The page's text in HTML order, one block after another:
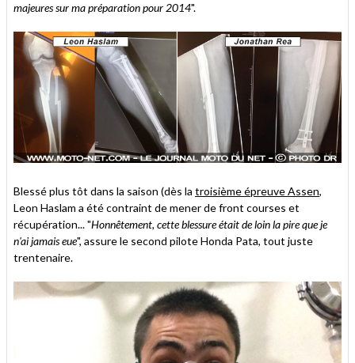
majeures sur ma préparation pour 2014".
Blessé plus tôt dans la saison (dès la troisième épreuve Assen,
Leon Haslam a été contraint de mener de front courses et
récupération... "Honnêtement, cette blessure était de loin la pire que je
n'ai jamais eue", assure le second pilote Honda Pata, tout juste
trentenaire.